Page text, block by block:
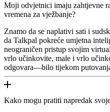
Moji odvjetnici imaju zahtjevne
vremena za vježbanje?
Znamo da se naplativi sati i
da Talkpal pokreće umjetna
neograničen pristup svojim
vrlo učinkovite, male i vrlo
odgovara—bilo tijekom
Kako mogu pratiti napredak